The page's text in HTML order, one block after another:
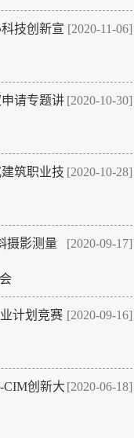
[2020-11-06]
技创新宣
[2020-10-30]
请专题讲
[2020-10-28]
筑职业技
[2020-09-17]
摄影测量
[2020-09-16]
计划竞赛
[2020-06-18]
CIM创新大